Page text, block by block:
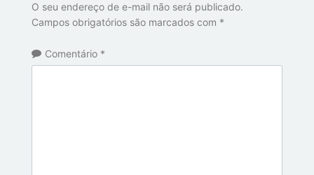
O seu endereço de e-mail não será publicado.
Campos obrigatórios são marcados com *
Comentário *